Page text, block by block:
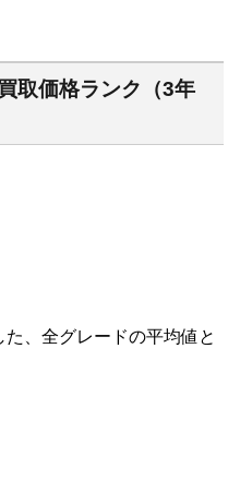
取価格ランク（3年
、全グレードの平均値と